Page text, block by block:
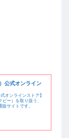
公式オンライン
オンラインストア】
ー）を取り扱う、
サイトです。